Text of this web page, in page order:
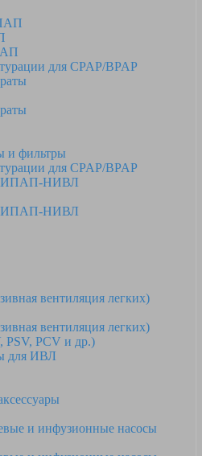
для CPAP/BPAP
и фильтры
для CPAP/BPAP
НИВЛ
НИВЛ
вентиляция легких)
вентиляция легких)
PCV и др.)
для ИВЛ
и инфузионные насосы